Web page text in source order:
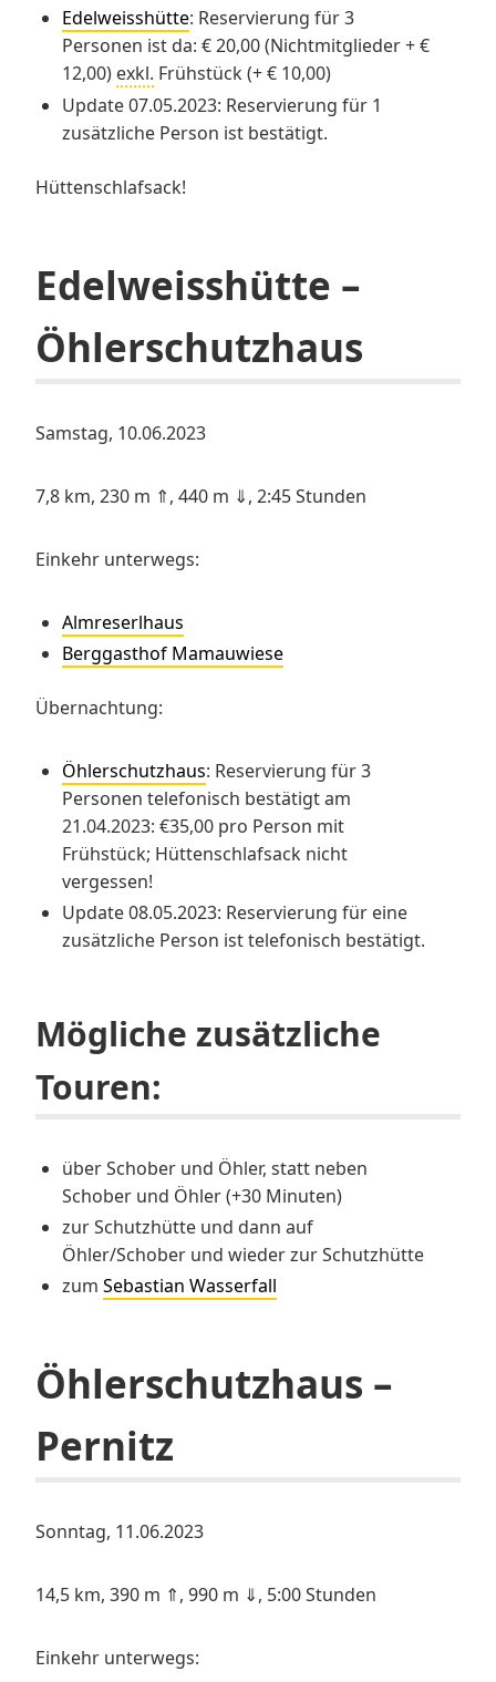
Edelweisshütte: Reservierung für 3
Personen ist da: € 20,00 (Nichtmitglieder + €
12,00) exkl. Frühstück (+ € 10,00)
Update 07.05.2023: Reservierung für 1
zusätzliche Person ist bestätigt.
Hüttenschlafsack!
Edelweisshütte –
Öhlerschutzhaus
Samstag, 10.06.2023
7,8 km, 230 m ⇑, 440 m ⇓, 2:45 Stunden
Einkehr unterwegs:
Almreserlhaus
Berggasthof Mamauwiese
Übernachtung:
Öhlerschutzhaus: Reservierung für 3
Personen telefonisch bestätigt am
21.04.2023: €35,00 pro Person mit
Frühstück; Hüttenschlafsack nicht
vergessen!
Update 08.05.2023: Reservierung für eine
zusätzliche Person ist telefonisch bestätigt.
Mögliche zusätzliche
Touren:
über Schober und Öhler, statt neben
Schober und Öhler (+30 Minuten)
zur Schutzhütte und dann auf
Öhler/Schober und wieder zur Schutzhütte
zum Sebastian Wasserfall
Öhlerschutzhaus –
Pernitz
Sonntag, 11.06.2023
14,5 km, 390 m ⇑, 990 m ⇓, 5:00 Stunden
Einkehr unterwegs: